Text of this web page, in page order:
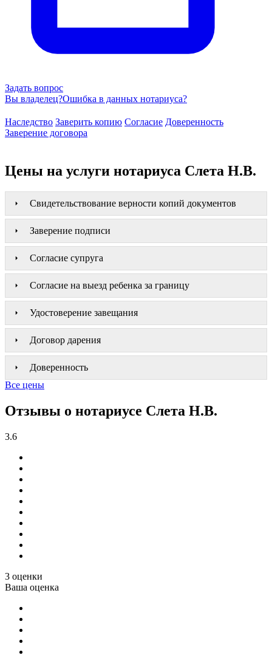
Задать вопрос
Вы владелец?Ошибка в данных нотариуса?
Наследство Заверить копию Согласие Доверенность
Заверение договора
Цены на услуги нотариуса Слета Н.В.
Свидетельствование верности копий документов
Заверение подписи
Согласие супруга
Согласие на выезд ребенка за границу
Удостоверение завещания
Договор дарения
Доверенность
Все цены
Отзывы о нотариусе Слета Н.В.
3.6
3 оценки
Ваша оценка